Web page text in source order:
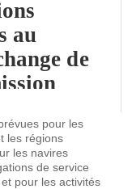
au
de
l'UE
pour les
les régions
les navires
de service
pour les activités